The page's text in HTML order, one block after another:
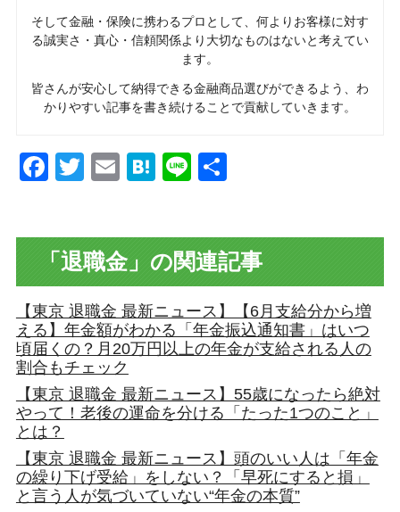
そして金融・保険に携わるプロとして、何よりお客様に対す
る誠実さ・真心・信頼関係より大切なものはないと考えてい
ます。
皆さんが安心して納得できる金融商品選びができるよう、わ
かりやすい記事を書き続けることで貢献していきます。
Facebook
Twitter
EmailHatena
Line共
「退職金」の関連記事
【東京 退職金 最新ニュース】【6月支給分から増
える】年金額がわかる「年金振込通知書」はいつ
頃届くの？月20万円以上の年金が支給される人の
割合もチェック
【東京 退職金 最新ニュース】55歳になったら絶対
やって！老後の運命を分ける「たった1つのこと」
とは？
【東京 退職金 最新ニュース】頭のいい人は「年金
の繰り下げ受給」をしない？「早死にすると損」
と言う人が気づいていない“年金の本質”